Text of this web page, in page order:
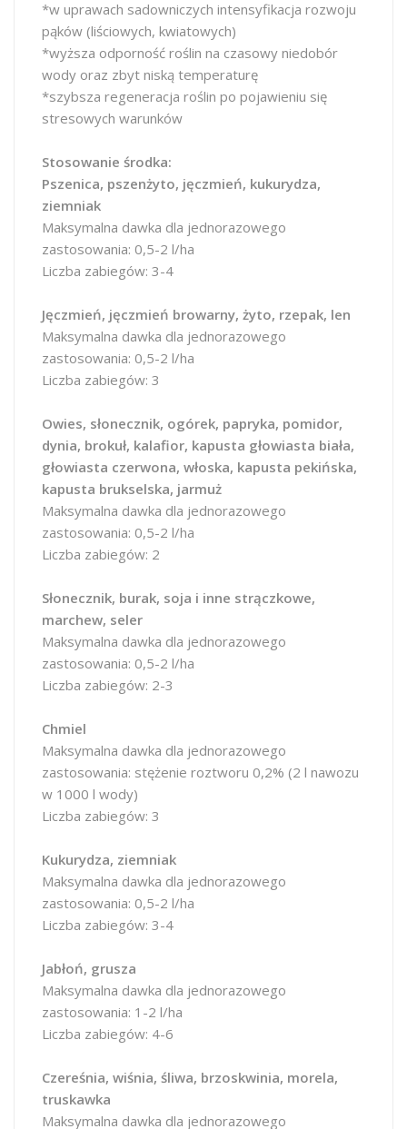
*w uprawach sadowniczych intensyfikacja rozwoju
pąków (liściowych, kwiatowych)
*wyższa odporność roślin na czasowy niedobór
wody oraz zbyt niską temperaturę
*szybsza regeneracja roślin po pojawieniu się
stresowych warunków
Stosowanie środka:
Pszenica, pszenżyto, jęczmień, kukurydza,
ziemniak
Maksymalna dawka dla jednorazowego
zastosowania: 0,5-2 l/ha
Liczba zabiegów: 3-4
Jęczmień, jęczmień browarny, żyto, rzepak, len
Maksymalna dawka dla jednorazowego
zastosowania: 0,5-2 l/ha
Liczba zabiegów: 3
Owies, słonecznik, ogórek, papryka, pomidor,
dynia, brokuł, kalafior, kapusta głowiasta biała,
głowiasta czerwona, włoska, kapusta pekińska,
kapusta brukselska, jarmuż
Maksymalna dawka dla jednorazowego
zastosowania: 0,5-2 l/ha
Liczba zabiegów: 2
Słonecznik, burak, soja i inne strączkowe,
marchew, seler
Maksymalna dawka dla jednorazowego
zastosowania: 0,5-2 l/ha
Liczba zabiegów: 2-3
Chmiel
Maksymalna dawka dla jednorazowego
zastosowania: stężenie roztworu 0,2% (2 l nawozu
w 1000 l wody)
Liczba zabiegów: 3
Kukurydza, ziemniak
Maksymalna dawka dla jednorazowego
zastosowania: 0,5-2 l/ha
Liczba zabiegów: 3-4
Jabłoń, grusza
Maksymalna dawka dla jednorazowego
zastosowania: 1-2 l/ha
Liczba zabiegów: 4-6
Czereśnia, wiśnia, śliwa, brzoskwinia, morela,
truskawka
Maksymalna dawka dla jednorazowego